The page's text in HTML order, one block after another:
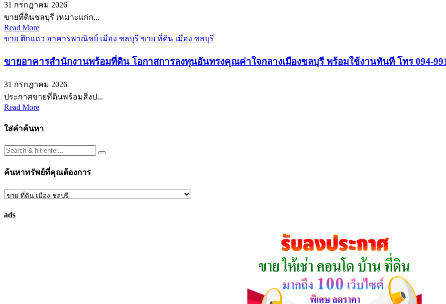
31 กรกฎาคม 2026
ขายที่ดินชลบุรี เหมาะแก่ก...
Read More
ขาย ตึกแถว อาคารพาณิชย์ เมือง ชลบุรี ขาย ที่ดิน เมือง ชลบุรี
ขายอาคารสำนักงานพร้อมที่ดิน โอกาสการลงทุนอันทรงคุณค่าใจกลางเมืองชลบุรี พร้อมใช้งานทันที โทร 094-
31 กรกฎาคม 2026
ประกาศขายที่ดินพร้อมสิ่งป...
Read More
ใส่คำค้นหา
ค้นหาทรัพย์ที่คุณต้องการ
ค้นหา
ที่
ads